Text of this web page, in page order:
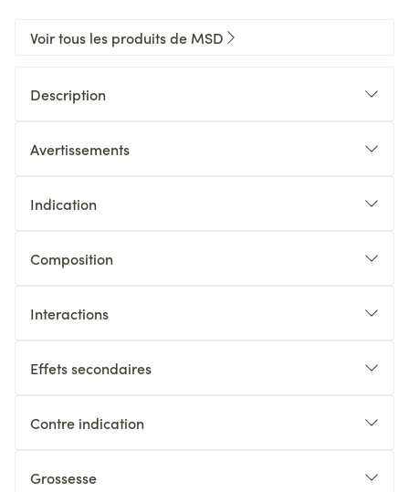
Voir tous les produits de MSD
Description
Avertissements
Indication
Composition
Interactions
Effets secondaires
Contre indication
Grossesse